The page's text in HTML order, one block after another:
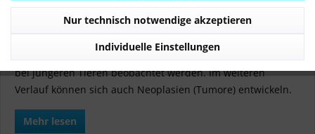
Die zystische Hyperplasie des Endometriums ist eine
Alter von ca. 3-4 Jahren gehäuft auf, kann aber auch schon
bei jüngeren Tieren beobachtet werden. Im weiteren
Verlauf können sich auch Neoplasien (Tumore) entwickeln.
Mehr lesen
Individuelle Einstellungen
Nur technisch notwendige akzeptieren